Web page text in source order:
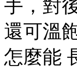
手，對
還可溫
怎麼能